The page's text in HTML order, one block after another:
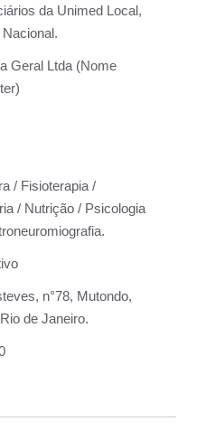
da Unimed Local,
Geral Ltda (Nome
/ Fisioterapia /
/ Nutrição / Psicologia
n°78, Mutondo,
de Janeiro.